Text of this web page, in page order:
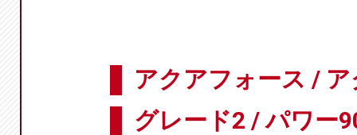
アクアフォース /
グレード2 / パワー